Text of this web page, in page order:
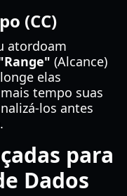
(CC)
atordoam
(Alcance)
elas
tempo suas
los antes
para
Dados